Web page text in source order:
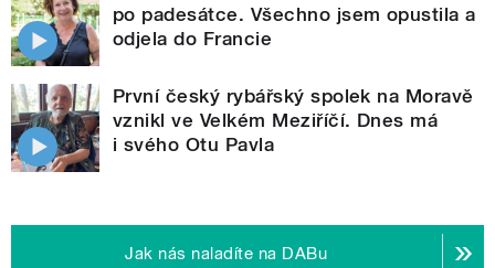
po padesátce. Všechno jsem opustila a
odjela do Francie
První český rybářský spolek na Moravě
vznikl ve Velkém Meziříčí. Dnes má
i svého Otu Pavla
Jak nás naladíte na DABu